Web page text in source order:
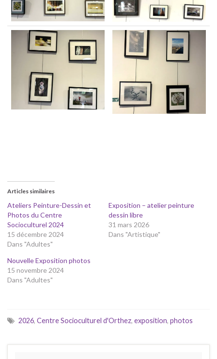
Articles similaires
Ateliers Peinture-Dessin et
Photos du Centre
Socioculturel 2024
15 décembre 2024
Dans "Adultes"
Exposition – atelier peinture
dessin libre
31 mars 2026
Dans "Artistique"
Nouvelle Exposition photos
15 novembre 2024
Dans "Adultes"
2026, Centre Socioculturel d'Orthez, exposition, photos